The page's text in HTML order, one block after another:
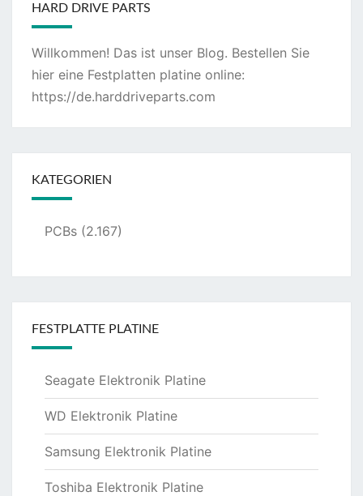
HARD DRIVE PARTS
Willkommen! Das ist unser Blog. Bestellen Sie
hier eine Festplatten platine online:
https://de.harddriveparts.com
KATEGORIEN
PCBs (2.167)
FESTPLATTE PLATINE
Seagate Elektronik Platine
WD Elektronik Platine
Samsung Elektronik Platine
Toshiba Elektronik Platine